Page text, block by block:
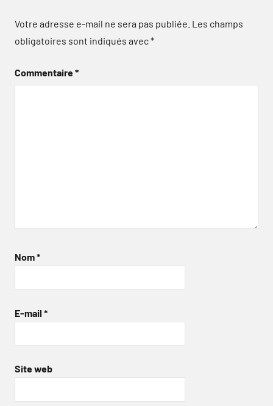
Votre adresse e-mail ne sera pas publiée. Les champs
obligatoires sont indiqués avec*
Commentaire*
Nom*
E-mail *
Site web